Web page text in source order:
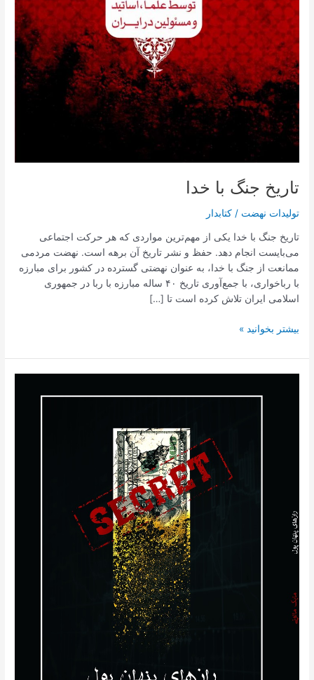
تاریخ جنگ با خدا
تولیدات نهضت /کتابدار
تاریخ جنگ با خدا یکی از مهم‌ترین مواردی که هر حرکت اجتماعی
می‌بایست انجام دهد. حفظ و نشر تاریخ آن برهه است. نهضت مردمی
ممانعت از جنگ با خدا، به عنوان نهضتی گسترده در کشور برای مبارزه
با رباخواری، با جمع‌آوری تاریخ ۴۰ ساله مبارزه با ربا در جمهوری
اسلامی ایران تلاش کرده است تا […]
بیشتر بخوانید »